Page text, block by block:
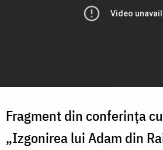
Fragment din conferința
„Izgonirea lui Adam din